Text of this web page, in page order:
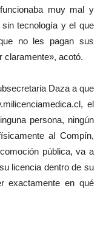
muy mal y
tecnología y el que
no les pagan sus
claramente», acotó.
Daza a que
el
persona, ningún
al Compín,
pública, va a
licencia dentro de su
exactamente en qué